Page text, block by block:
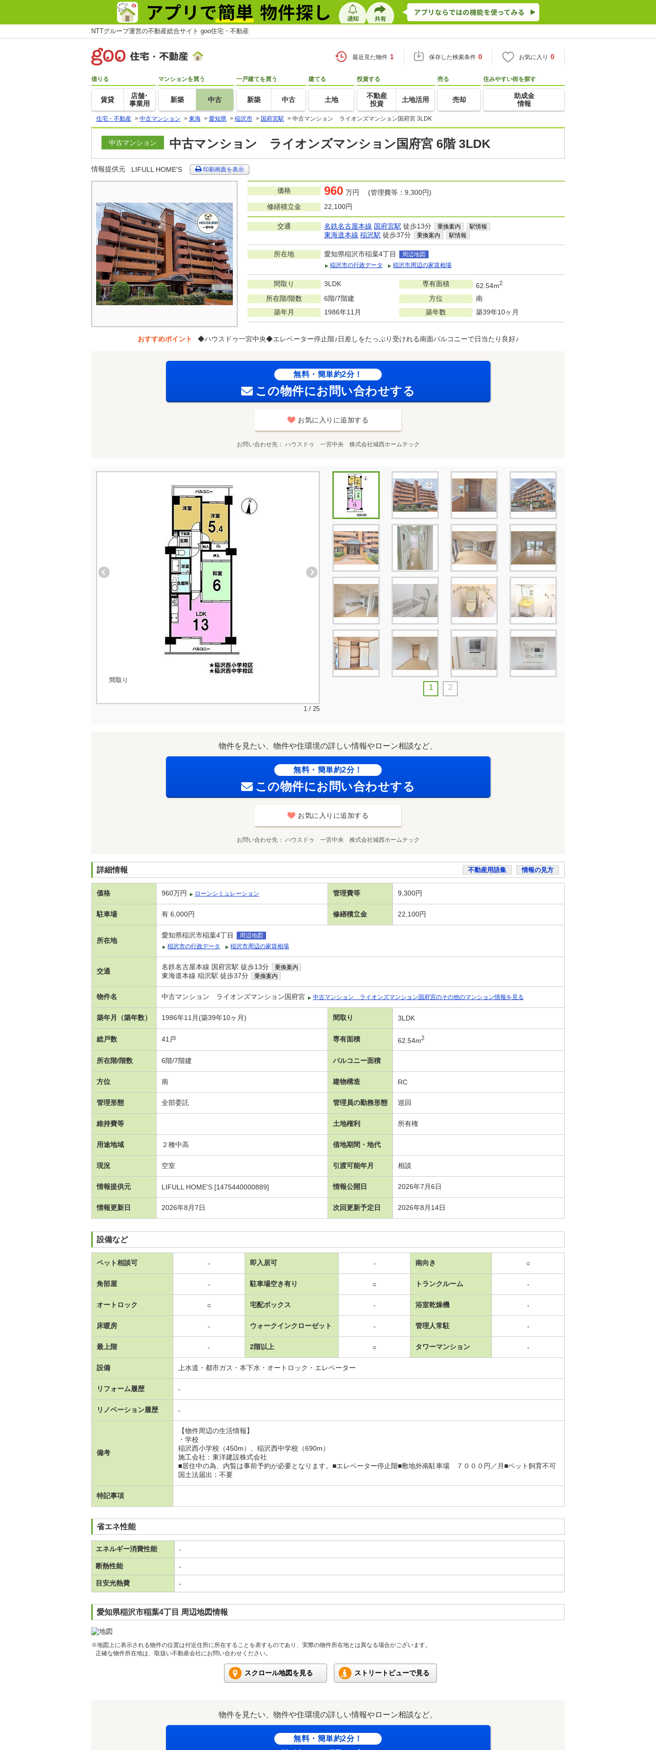
NTTグループ運営の不動産総合サイト goo住宅・不動産
最近見た物件 1 保存した検索条件 0 お気に入り 0
借りる
賃貸
店舗･
事業用
マンションを買う
新築 中古
一戸建てを買う
新築 中古
建てる
土地
投資する
不動産
投資
土地活用
売る
売却
住みやすい街を探す
助成金
情報
住宅・不動産 > 中古マンション > 東海 > 愛知県 > 稲沢市 > 国府宮駅 > 中古マンション ライオンズマンション国府宮 3LDK
中古マンション 中古マンション ライオンズマンション国府宮 6階 3LDK
情報提供元 LIFULL HOME'S 印刷画面を表示
価格 960 万円 (管理費等：9,300円)
修繕積立金
22,100円
交通 名鉄名古屋本線 国府宮駅 徒歩13分 乗換案内 駅情報
東海道本線 稲沢駅 徒歩37分 乗換案内 駅情報
所在地 愛知県稲沢市稲葉4丁目
周辺地図
稲沢市の行政データ
稲沢市周辺の家賃相場
間取り 3LDK 専有面積 62.54m2
所在階/階数 6階/7階建 方位
南
築年月
1986年11月 築年数 築39年10ヶ月
おすすめポイント ◆ハウスドゥ一宮中央◆エレベーター停止階♪日差しをたっぷり受けれる南面バルコニーで日当たり良好♪
無料・簡単約2分！
この物件にお問い合わせする
お気に入りに追加する
お問い合わせ先 ハウスドゥ 一宮中央 株式会社城西ホームテック
間取り
1 / 25
1 2
物件を見たい、物件や住環境の詳しい情報やローン相談など、
無料・簡単約2分！
この物件にお問い合わせする
お気に入りに追加する
お問い合わせ先 ハウスドゥ 一宮中央 株式会社城西ホームテック
詳細情報 不動産用語集 情報の見方
価格 960万円 ローンシミュレーション 管理費等 9,300円
駐車場 有 6,000円 修繕積立金 22,100円
所在地
愛知県稲沢市稲葉4丁目
周辺地図
稲沢市の行政データ
稲沢市周辺の家賃相場
交通
名鉄名古屋本線 国府宮駅 徒歩13分 乗換案内
東海道本線 稲沢駅 徒歩37分 乗換案内
物件名 中古マンション ライオンズマンション国府宮 中古マンション ライオンズマンション国府宮のその他のマンション情報を見る
築年月（築年数） 1986年11月(築39年10ヶ月) 間取り 3LDK
総戸数 41戸 専有面積 62.54m2
所在階/階数 6階/7階建 バルコニー面積
方位 南 建物構造 RC
管理形態 全部委託 管理員の勤務形態 巡回
維持費等 土地権利 所有権
用途地域 ２種中高 借地期間・地代
現況 空室 引渡可能年月 相談
情報提供元 LIFULL HOME'S [1475440000889] 情報公開日 2026年7月6日
情報更新日 2026年8月7日 次回更新予定日 2026年8月14日
設備など
ペット相談可 - 即入居可 - 南向き ○
角部屋 - 駐車場空き有り ○ トランクルーム -
オートロック ○ 宅配ボックス - 浴室乾燥機 -
床暖房 - ウォークインクローゼット - 管理人常駐 -
最上階 - 2階以上 ○ タワーマンション -
設備 上水道・都市ガス・本下水・オートロック・エレベーター
リフォーム履歴 -
リノベーション履歴 -
備考
【物件周辺の生活情報】
・学校
稲沢西小学校（450m）、稲沢西中学校（690m）
施工会社：東洋建設株式会社
■居住中の為、内覧は事前予約が必要となります。■エレベーター停止階■敷地外南駐車場 ７０００円／月■ペット飼育不可
国土法届出：不要
特記事項
省エネ性能
エネルギー消費性能 -
断熱性能 -
目安光熱費 -
愛知県稲沢市稲葉4丁目 周辺地図情報
※地図上に表示される物件の位置は付近住所に所在することを表すものであり、実際の物件所在地とは異なる場合がございます。
正確な物件所在地は、取扱い不動産会社にお問い合わせください。
スクロール地図を見る ストリートビューで見る
物件を見たい、物件や住環境の詳しい情報やローン相談など、
無料・簡単約2分！